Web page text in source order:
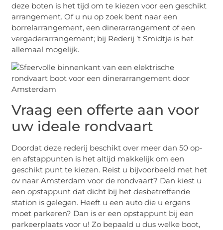
deze boten is het tijd om te kiezen voor een geschikt
arrangement. Of u nu op zoek bent naar een
borrelarrangement, een dinerarrangement of een
vergaderarrangement; bij Rederij ’t Smidtje is het
allemaal mogelijk.
Vraag een offerte aan voor
uw ideale rondvaart
Doordat deze rederij beschikt over meer dan 50 op-
en afstappunten is het altijd makkelijk om een
geschikt punt te kiezen. Reist u bijvoorbeeld met het
ov naar Amsterdam voor de rondvaart? Dan kiest u
een opstappunt dat dicht bij het desbetreffende
station is gelegen. Heeft u een auto die u ergens
moet parkeren? Dan is er een opstappunt bij een
parkeerplaats voor u! Zo bepaald u dus welke boot,